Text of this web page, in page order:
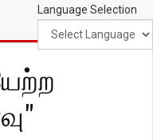
Language Selection